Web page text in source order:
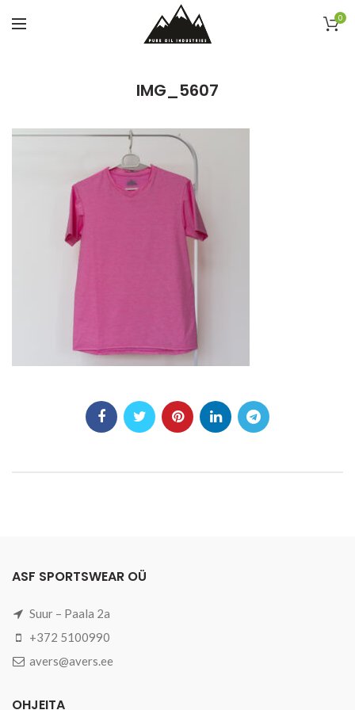
0
IMG_5607
ASF SPORTSWEAR OÜ
Suur – Paala 2a
+372 5100990
avers@avers.ee
OHJEITA